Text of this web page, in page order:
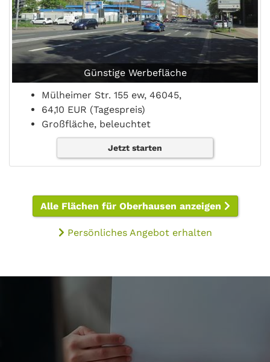
Günstige Werbefläche
Mülheimer Str. 155 ew, 46045,
64,10 EUR (Tagespreis)
Großfläche, beleuchtet
Jetzt starten
Alle Flächen für Oberhausen anzeigen
Persönliches Angebot erhalten